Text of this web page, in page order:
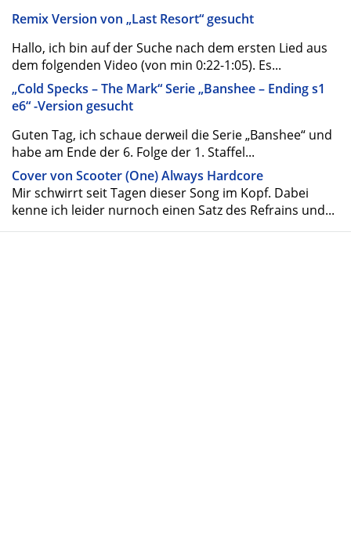
Remix Version von „Last Resort“ gesucht
Hallo, ich bin auf der Suche nach dem ersten Lied aus
dem folgenden Video (von min 0:22-1:05). Es...
„Cold Specks – The Mark“ Serie „Banshee – Ending s1
e6“ -Version gesucht
Guten Tag, ich schaue derweil die Serie „Banshee“ und
habe am Ende der 6. Folge der 1. Staffel...
Cover von Scooter (One) Always Hardcore
Mir schwirrt seit Tagen dieser Song im Kopf. Dabei
kenne ich leider nurnoch einen Satz des Refrains und...